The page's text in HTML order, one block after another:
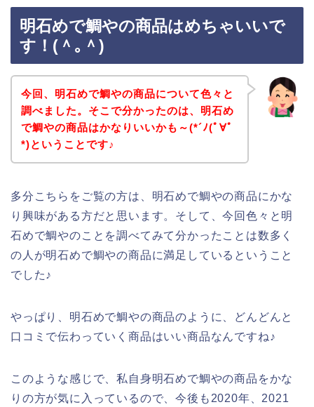
明石めで鯛やの商品はめちゃいいで
す！(＾｡＾)
今回、明石めで鯛やの商品について色々と
調べました。そこで分かったのは、明石め
で鯛やの商品はかなりいいかも～(*´ﾉ(ﾟ∀ﾟ
*)ということです♪
多分こちらをご覧の方は、明石めで鯛やの商品にかな
り興味がある方だと思います。そして、今回色々と明
石めで鯛やのことを調べてみて分かったことは数多く
の人が明石めで鯛やの商品に満足しているということ
でした♪
やっぱり、明石めで鯛やの商品のように、どんどんと
口コミで伝わっていく商品はいい商品なんですね♪
このような感じで、私自身明石めで鯛やの商品をかな
りの方が気に入っているので、今後も2020年、2021